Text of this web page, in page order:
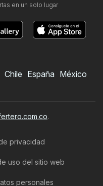
en un solo lugar
Chile España México
.
privacidad
uso del sitio web
personales